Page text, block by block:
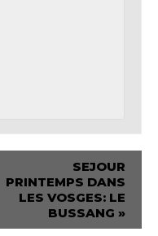
SEJOUR
PRINTEMPS DANS
LES VOSGES: LE
BUSSANG »